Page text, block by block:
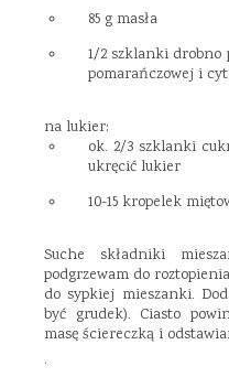
85 g masła
1/2 szklanki drobno
pomarańczowej i
na lukier:
ok. 2/3 szklanki
ukręcić lukier
10-15 kropelek
Suche składniki
podgrzewam do
do sypkiej mieszanki.
być grudek). Ciasto
masę ściereczką i
.